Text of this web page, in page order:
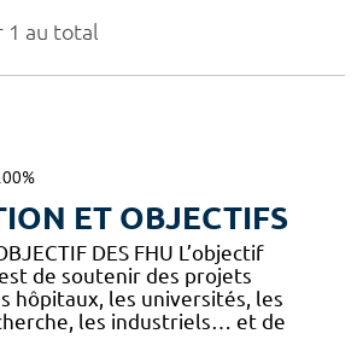
1 au total
ET OBJECTIFS
DES FHU L’objectif
de soutenir des projets
hôpitaux, les universités, les
les industriels… et de